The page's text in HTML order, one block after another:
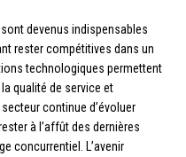
devenus indispensables
rester compétitives dans un
technologiques permettent
qualité de service et
continue d’évoluer
à l’affût des dernières
concurrentiel. L’avenir